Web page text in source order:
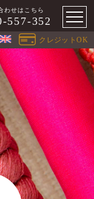
わせはこちら
557-352
クレジットOK